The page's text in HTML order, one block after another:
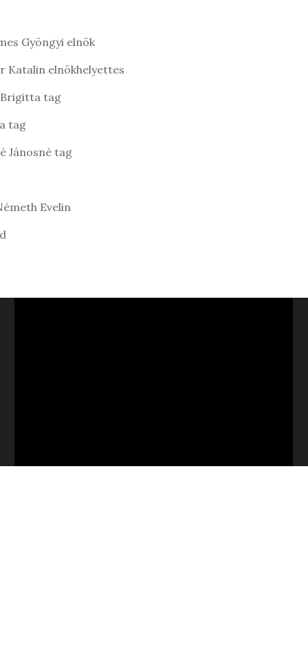
Gyöngyi elnök
Katalin elnökhelyettes
Brigitta tag
tag
Jánosné tag
Németh Evelin